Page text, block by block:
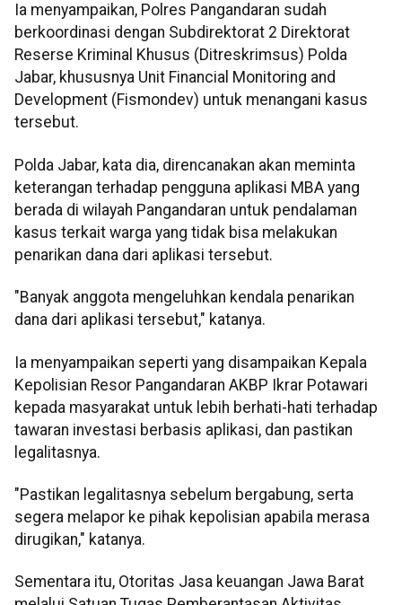
Ia menyampaikan, Polres Pangandaran sudah
berkoordinasi dengan Subdirektorat 2 Direktorat
Reserse Kriminal Khusus (Ditreskrimsus) Polda
Jabar, khususnya Unit Financial Monitoring and
Development (Fismondev) untuk menangani kasus
tersebut.
Polda Jabar, kata dia, direncanakan akan meminta
keterangan terhadap pengguna aplikasi MBA yang
berada di wilayah Pangandaran untuk pendalaman
kasus terkait warga yang tidak bisa melakukan
penarikan dana dari aplikasi tersebut.
"Banyak anggota mengeluhkan kendala penarikan
dana dari aplikasi tersebut," katanya.
Ia menyampaikan seperti yang disampaikan Kepala
Kepolisian Resor Pangandaran AKBP Ikrar Potawari
kepada masyarakat untuk lebih berhati-hati terhadap
tawaran investasi berbasis aplikasi, dan pastikan
legalitasnya.
"Pastikan legalitasnya sebelum bergabung, serta
segera melapor ke pihak kepolisian apabila merasa
dirugikan," katanya.
Sementara itu, Otoritas Jasa keuangan Jawa Barat